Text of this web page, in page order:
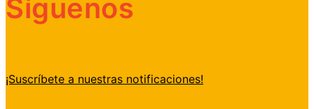
Síguenos
¡Suscríbete a nuestras notificaciones!